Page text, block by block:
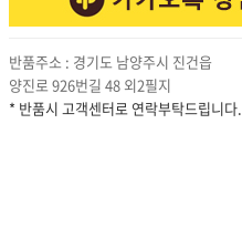
반품주소 : 경기도 남양주시 진건읍
양진로 926번길 48 외2필지
* 반품시 고객센터로 연락부탁드립니다.